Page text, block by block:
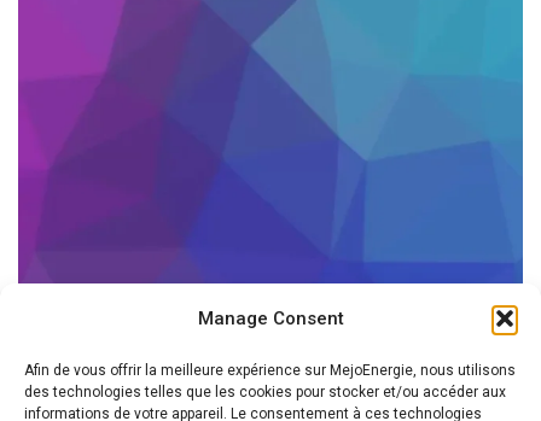
Manage Consent
Afin de vous offrir la meilleure expérience sur MejoEnergie, nous utilisons
des technologies telles que les cookies pour stocker et/ou accéder aux
informations de votre appareil. Le consentement à ces technologies